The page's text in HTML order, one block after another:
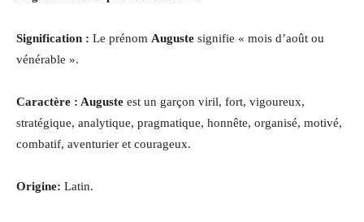
Signification : Le prénom Auguste signifie « mois d’août ou
vénérable ».
Caractère : Auguste est un garçon viril, fort, vigoureux,
stratégique, analytique, pragmatique, honnête, organisé, motivé,
combatif, aventurier et courageux.
Origine: Latin.